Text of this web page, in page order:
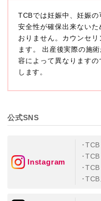
本プライバシーポリシ
存する個人に関する情
氏名、生年月日その他
できるもの又は個人識別
令に準じます。）が含ま
収集した患者様に関す
の個人を識別できない
み合わせることにより
に扱うものとします。
TCBグループが【利用目
めに取得する情報には
①TCBグループが患者様
・氏名、生年月日、メー
TCBでは妊娠中、妊娠
安全性が確保出来ない
おりません。カウンセ
ます。 出産後実際の施
容によって異なります
します。
公式SNS
Instagram
TCB